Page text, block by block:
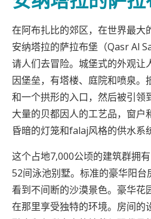
在阿布扎比的郊区，在世界最大
安纳塔拉的萨拉布堡（Qasr Al
请人们去冒险。城堡式的外观让
因堡垒，有塔楼、庭院和喷泉。
和一个拱形的入口，然后被引领
大量的贝都因人的工艺品，窗户
昏暗的灯笼和falaj风格的供水系
这个占地7,000公顷的建筑群拥
52间泳池别墅。标准的豪华阳
看到不间断的沙漠景色。豪华花
在那里享受独特的环境。房间的